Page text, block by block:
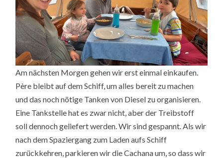
Am nächsten Morgen gehen wir erst einmal einkaufen.
Père bleibt auf dem Schiff, um alles bereit zu machen
und das noch nötige Tanken von Diesel zu organisieren.
Eine Tankstelle hat es zwar nicht, aber der Treibstoff
soll dennoch geliefert werden. Wir sind gespannt. Als wir
nach dem Spaziergang zum Laden aufs Schiff
zurückkehren, parkieren wir die Cachana um, so dass wir